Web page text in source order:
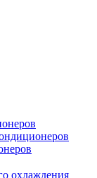
охлаждения